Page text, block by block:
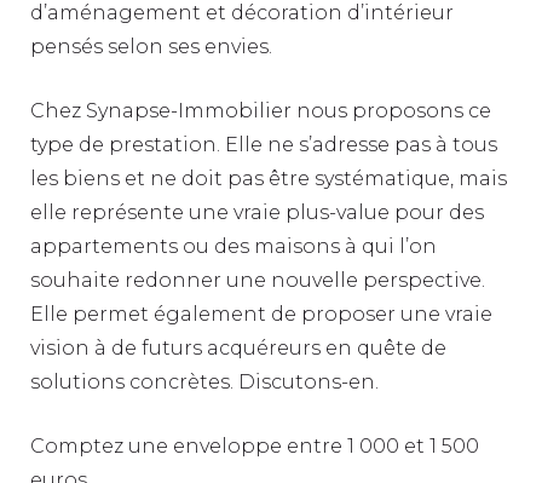
d’aménagement et décoration d’intérieur
pensés selon ses envies.
Chez Synapse-Immobilier nous proposons ce
type de prestation. Elle ne s’adresse pas à tous
les biens et ne doit pas être systématique, mais
elle représente une vraie plus-value pour des
appartements ou des maisons à qui l’on
souhaite redonner une nouvelle perspective.
Elle permet également de proposer une vraie
vision à de futurs acquéreurs en quête de
solutions concrètes. Discutons-en.
Comptez une enveloppe entre 1 000 et 1 500